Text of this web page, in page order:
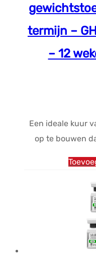
termijn –
– 12
Een ideale kuur
op te bouwen